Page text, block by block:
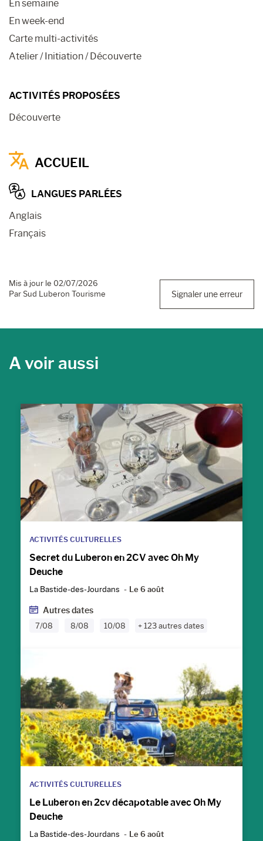
En semaine
En week-end
Carte multi-activités
Atelier / Initiation / Découverte
ACTIVITÉS PROPOSÉES
Découverte
ACCUEIL
LANGUES PARLÉES
Anglais
Français
Mis à jour le 02/07/2026
Par Sud Luberon Tourisme
Signaler une erreur
A voir aussi
ACTIVITÉS CULTURELLES
Secret du Luberon en 2CV avec Oh My
Deuche
La Bastide-des-Jourdans Le 6 août
Autres dates
7/08 8/08 10/08 + 123 autres dates
ACTIVITÉS CULTURELLES
Le Luberon en 2cv décapotable avec Oh My
Deuche
La Bastide-des-Jourdans Le 6 août